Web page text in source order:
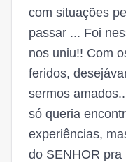
com situações
passar ... Foi
nos uniu!! Com
feridos,
sermos
só queria
experiências,
do SENHOR